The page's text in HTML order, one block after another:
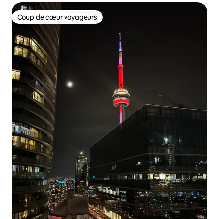
Coup de cœur voyageurs
Coup de cœur voyageurs